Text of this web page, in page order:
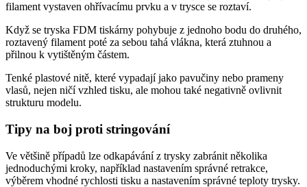
filament vystaven ohřívacímu prvku a v trysce se roztaví.
Když se tryska FDM tiskárny pohybuje z jednoho bodu do druhého,
roztavený filament poté za sebou tahá vlákna, která ztuhnou a
přilnou k vytištěným částem.
Tenké plastové nitě, které vypadají jako pavučiny nebo prameny
vlasů, nejen ničí vzhled tisku, ale mohou také negativně ovlivnit
strukturu modelu.
Tipy na boj proti stringování
Ve většině případů lze odkapávání z trysky zabránit několika
jednoduchými kroky, například nastavením správné retrakce,
výběrem vhodné rychlosti tisku a nastavením správné teploty trysky.